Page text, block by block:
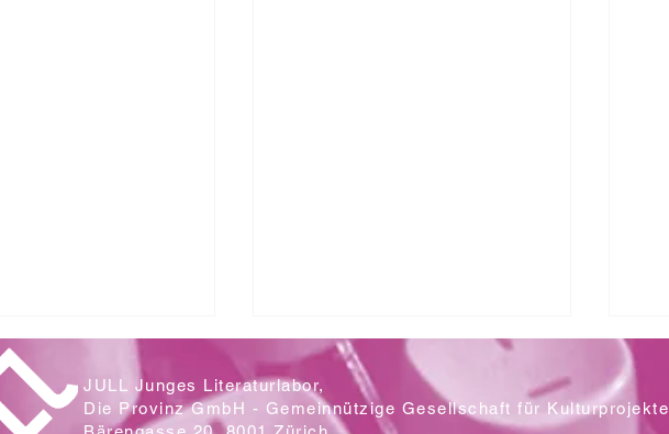
JULL Junges Literaturlabor,
Die Provinz GmbH - Gemeinnützige Gesellschaft für Kulturprojekte